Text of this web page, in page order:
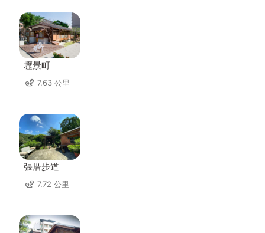
壢景町
7.63 公里
張厝步道
7.72 公里